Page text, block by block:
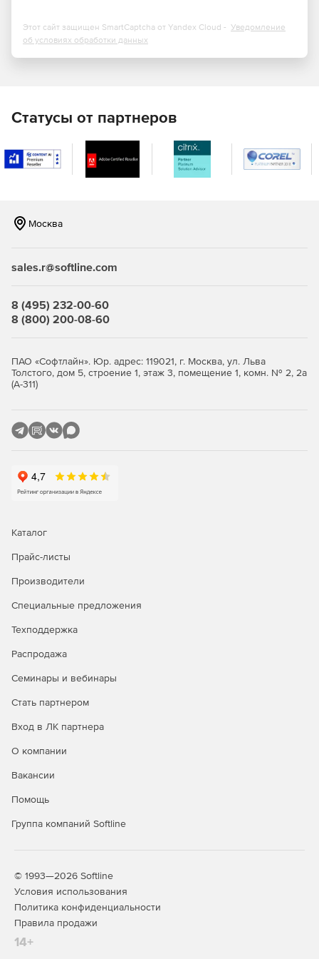
Поддержка нескольких соединений для локальных и
Создание резервной копии и восстановление данных.
Импорт и экспорт данных в форматы XLS, CSV, TXT,
DBF и XML.
Графический интерфейс
Этот сайт защищен SmartCaptcha от Yandex Cloud - Уведомление
об условиях обработки данных
Статусы от партнеров
Москва
sales.r@softline.com
8 (495) 232-00-60
8 (800) 200-08-60
ПАО «Софтлайн». Юр. адрес: 119021, г. Москва, ул. Льва
Толстого, дом 5, строение 1, этаж 3, помещение 1, комн. № 2, 2а
(А-311)
Каталог
Прайс-листы
Производители
Специальные предложения
Техподдержка
Распродажа
Семинары и вебинары
Стать партнером
Вход в ЛК партнера
О компании
Вакансии
Помощь
Группа компаний Softline
© 1993—2026 Softline
Условия использования
Политика конфиденциальности
Правила продажи
14+